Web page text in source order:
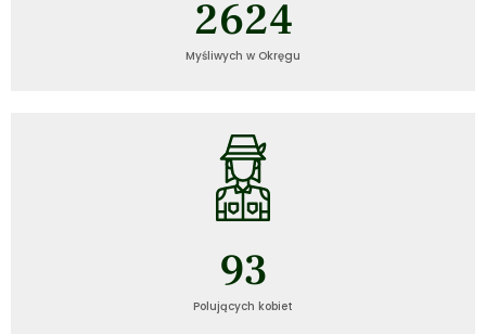
Myśliwych w Okręgu
2626
Polujących kobiet
94